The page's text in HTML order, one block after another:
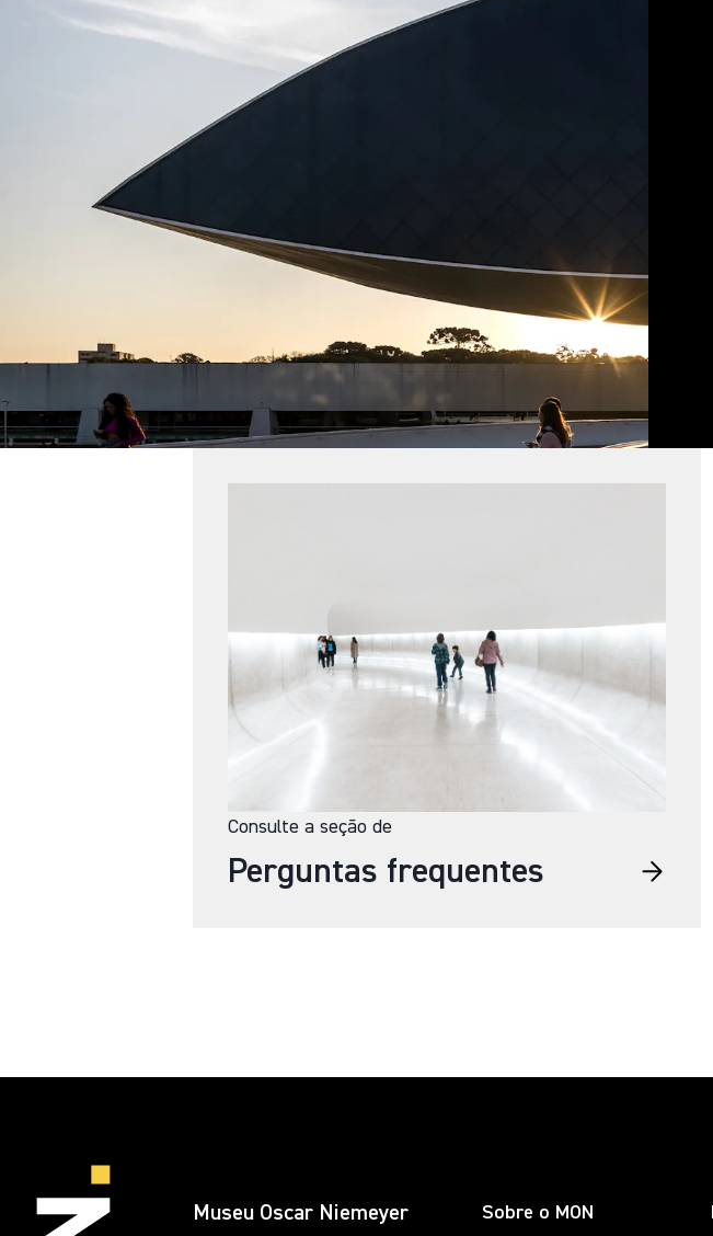
Consulte a seção de
Perguntas frequentes
Museu Oscar Niemeyer Sobre o MON